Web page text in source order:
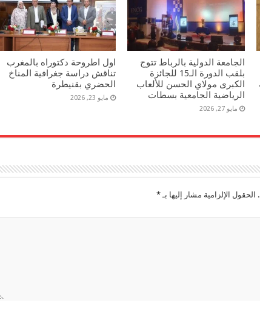
الجامعة الدولية بالرباط تتوج
بلقب الدورة الـ15 للجائزة
الكبرى مولاي الحسن للألعاب
الرياضية الجامعية بسطات
مايو 27, 2026
اول اطروحة دكتوراه بالمغرب
تناقش دراسة جغرافية المناخ
الحضري بقنيطرة
مايو 23, 2026
الحقول الإلزامية مشار إليها بـ *